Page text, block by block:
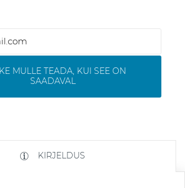
MULLE TEADA, KUI SEE ON
SAADAVAL
KIRJELDUS